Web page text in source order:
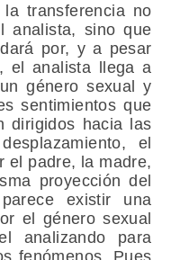
transferencia no
analista, sino que
por, y a pesar
el analista llega a
género sexual y
sentimientos que
dirigidos hacia las
el
el padre, la madre,
proyección del
existir una
el género sexual
analizando para
fenómenos. Pues